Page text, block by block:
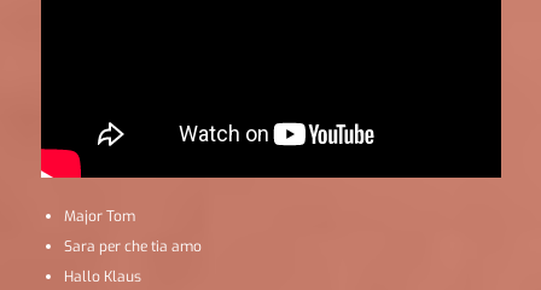
Major Tom
Sara per che tia amo
Hallo Klaus